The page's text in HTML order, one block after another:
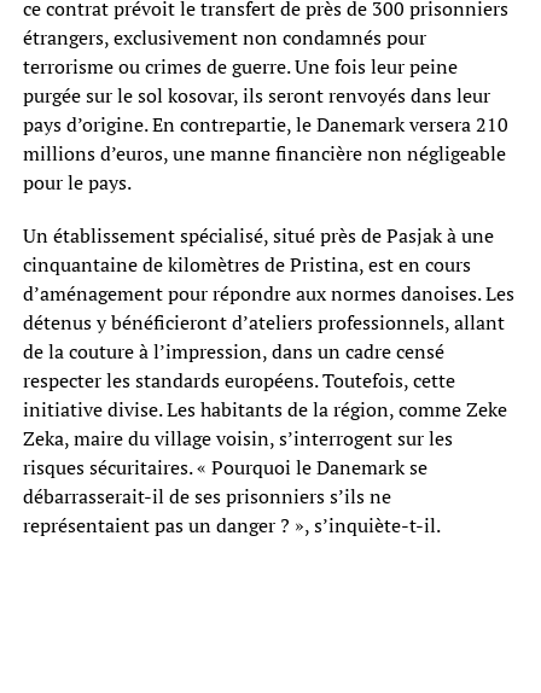
ce contrat prévoit le transfert de près de 300 prisonniers
étrangers, exclusivement non condamnés pour
terrorisme ou crimes de guerre. Une fois leur peine
purgée sur le sol kosovar, ils seront renvoyés dans leur
pays d’origine. En contrepartie, le Danemark versera 210
millions d’euros, une manne financière non négligeable
pour le pays.
Un établissement spécialisé, situé près de Pasjak à une
cinquantaine de kilomètres de Pristina, est en cours
d’aménagement pour répondre aux normes danoises. Les
détenus y bénéficieront d’ateliers professionnels, allant
de la couture à l’impression, dans un cadre censé
respecter les standards européens. Toutefois, cette
initiative divise. Les habitants de la région, comme Zeke
Zeka, maire du village voisin, s’interrogent sur les
risques sécuritaires. « Pourquoi le Danemark se
débarrasserait-il de ses prisonniers s’ils ne
représentaient pas un danger ? », s’inquiète-t-il.